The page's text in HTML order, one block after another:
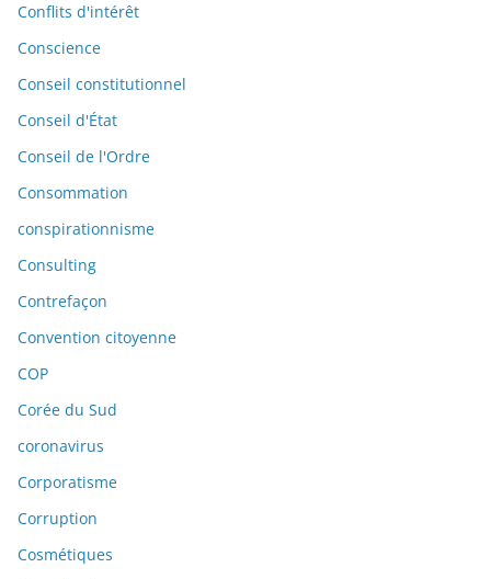
Conflits d'intérêt
Conscience
Conseil constitutionnel
Conseil d'État
Conseil de l'Ordre
Consommation
conspirationnisme
Consulting
Contrefaçon
Convention citoyenne
COP
Corée du Sud
coronavirus
Corporatisme
Corruption
Cosmétiques